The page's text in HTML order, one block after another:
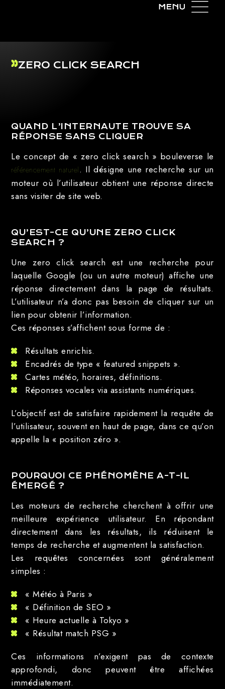
ZERO CLICK SEARCH
QUAND L’INTERNAUTE TROUVE SA
RÉPONSE SANS CLIQUER
Le concept de « zero click search » bouleverse le
référencement naturel. Il désigne une recherche sur un
moteur où l’utilisateur obtient une réponse directe
sans visiter de site web.
QU’EST-CE QU’UNE ZERO CLICK
SEARCH ?
Une zero click search est une recherche pour
laquelle Google (ou un autre moteur) affiche une
réponse directement dans la page de résultats.
L’utilisateur n’a donc pas besoin de cliquer sur un
lien pour obtenir l’information.
Ces réponses s’affichent sous forme de :
Résultats enrichis.
Encadrés de type « featured snippets ».
Cartes météo, horaires, définitions.
Réponses vocales via assistants numériques.
L’objectif est de satisfaire rapidement la requête de
l’utilisateur, souvent en haut de page, dans ce qu’on
appelle la « position zéro ».
POURQUOI CE PHÉNOMÈNE A-T-IL
ÉMERGÉ ?
Les moteurs de recherche cherchent à offrir une
meilleure expérience utilisateur. En répondant
directement dans les résultats, ils réduisent le
temps de recherche et augmentent la satisfaction.
Les requêtes concernées sont généralement
simples :
« Météo à Paris »
« Définition de SEO »
« Heure actuelle à Tokyo »
« Résultat match PSG »
Ces informations n’exigent pas de contexte
approfondi, donc peuvent être affichées
immédiatement.